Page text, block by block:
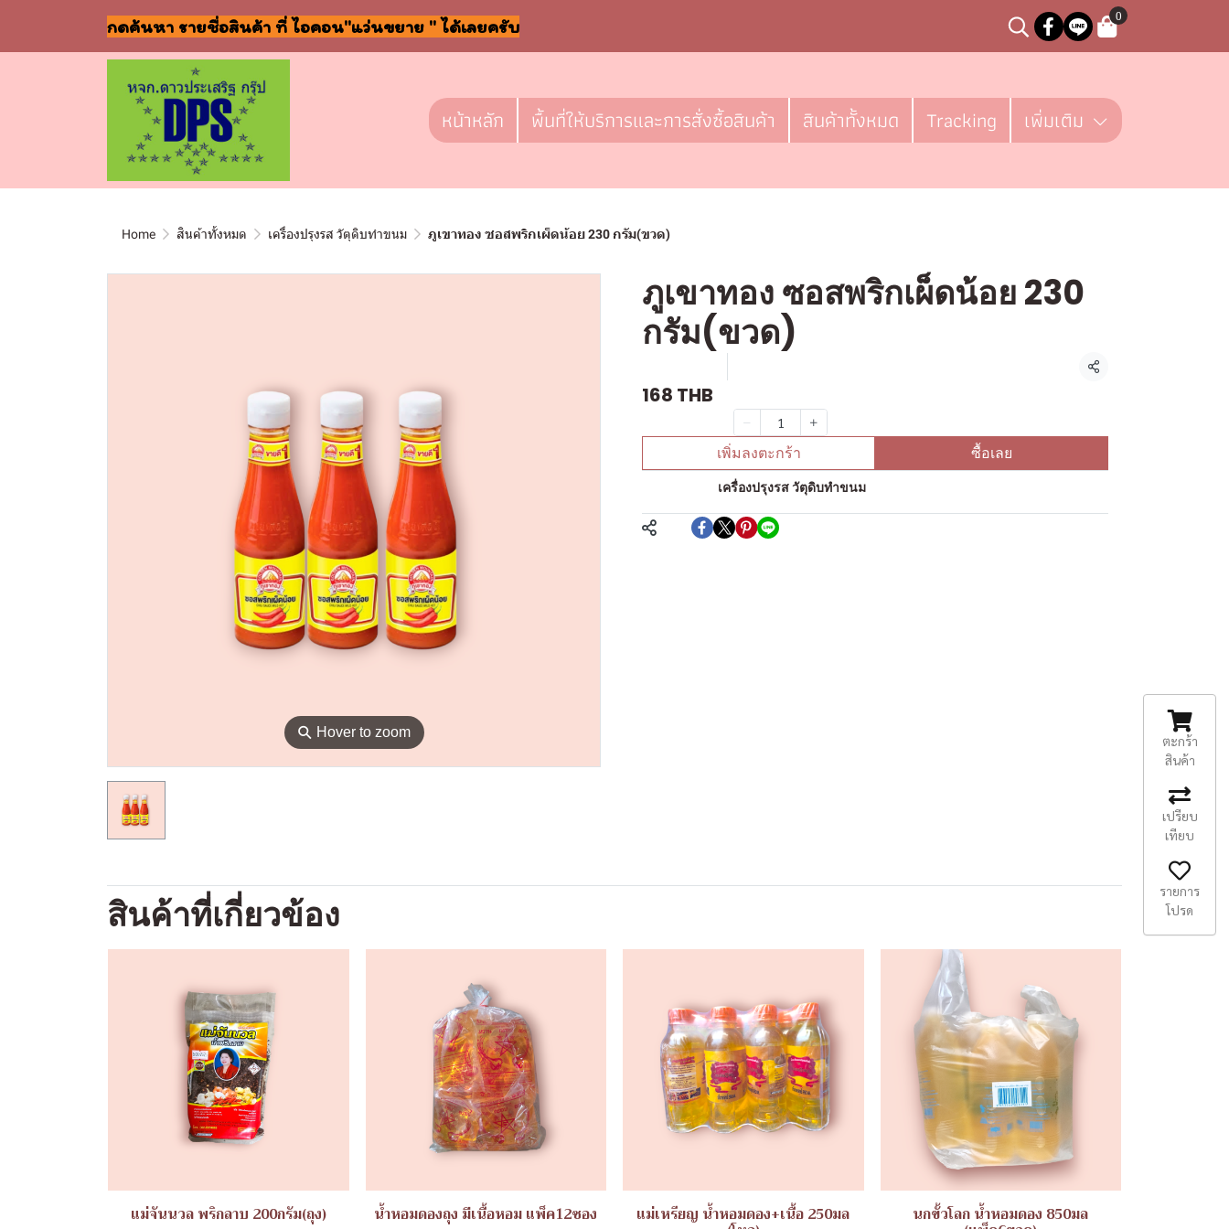
กดค้นหา รายชื่อสินค้า ที่ ไอคอน"แว่นขยาย " ได้เลยครับ
0
หน้าหลัก พื้นที่ให้บริการและการสั่งซื้อสินค้า สินค้าทั้งหมด Tracking เพิ่มเติม
Home สินค้าทั้งหมด เครื่องปรุงรส วัตุดิบทำขนม ภูเขาทอง ซอสพริกเผ็ดน้อย 230 กรัม(ขวด)
⚲ Hover to zoom
ภูเขาทอง ซอสพริกเผ็ดน้อย 230
กรัม(ขวด)
แชร์
168 THB
เพิ่มลงตะกร้า ซื้อเลย
เครื่องปรุงรส วัตุดิบทำขนม
สินค้าที่เกี่ยวข้อง
แม่จันนวล พริกลาบ 200กรัม(ถุง) น้ำหอมดองถุง มีเนื้อหอม แพ็ค12ซอง แม่เหรียญ น้ำหอมดอง+เนื้อ 250มล นกขั้วโลก น้ำหอมดอง 850มล
ตะกร้า
สินค้า
เปรียบ
เทียบ
รายการ
โปรด